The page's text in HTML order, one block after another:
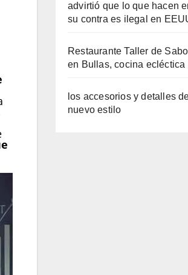
advirtió que lo que hacen
su contra es ilegal en
Restaurante Taller de
en Bullas, cocina ecléctica
los accesorios y detalles
nuevo estilo